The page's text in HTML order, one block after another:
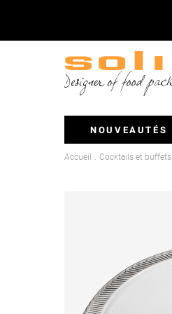
NOUVEAUTÉS
Accueil Cocktails et buffets